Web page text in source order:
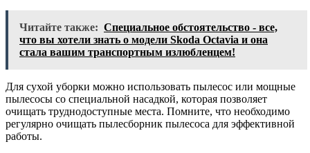
Читайте также: Специальное обстоятельство - все,
что вы хотели знать о модели Skoda Octavia и она
стала вашим транспортным излюбленцем!
Для сухой уборки можно использовать пылесос или мощные
пылесосы со специальной насадкой, которая позволяет
очищать труднодоступные места. Помните, что необходимо
регулярно очищать пылесборник пылесоса для эффективной
работы.